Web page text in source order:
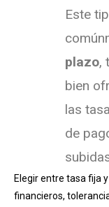
Este
plazo,
bien
las
de
Elegir entre tasa fija
financieros,